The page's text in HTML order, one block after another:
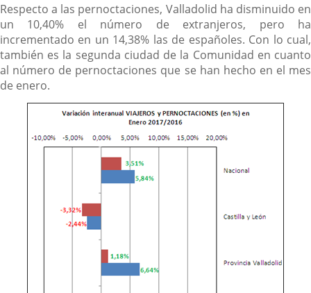
Respecto a las pernoctaciones, Valladolid ha disminuido en
un 10,40% el número de extranjeros, pero ha
incrementado en un 14,38% las de españoles. Con lo cual,
también es la segunda ciudad de la Comunidad en cuanto
al número de pernoctaciones que se han hecho en el mes
de enero.